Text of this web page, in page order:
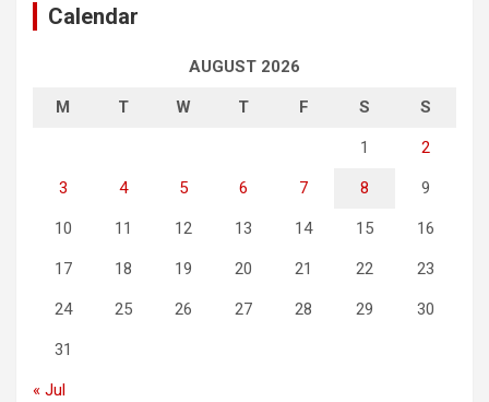
Calendar
AUGUST 2026
M T W T F S S
1 2
3 4 5 6 7 8 9
10 11 12 13 14 15 16
17 18 19 20 21 22 23
24 25 26 27 28 29 30
31
« Jul